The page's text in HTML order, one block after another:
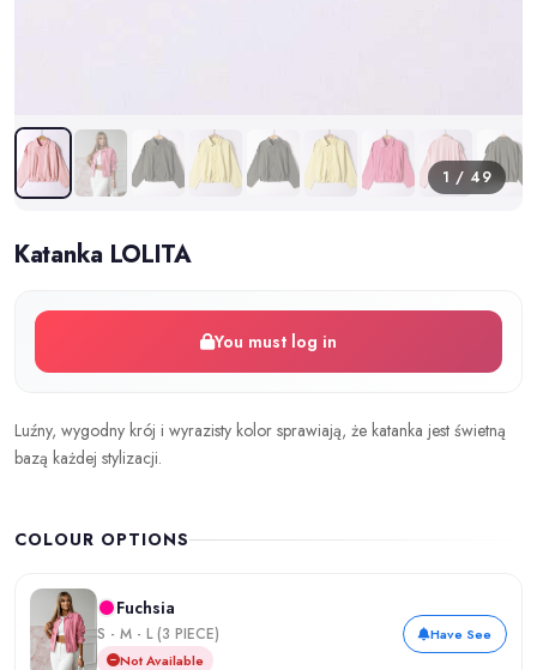
1 / 49
Katanka LOLITA
You must log in
Luźny, wygodny krój i wyrazisty kolor sprawiają, że katanka jest świetną
bazą każdej stylizacji.
COLOUR OPTIONS
Fuchsia
S - M - L (3 PIECE)
Not Available
Have See